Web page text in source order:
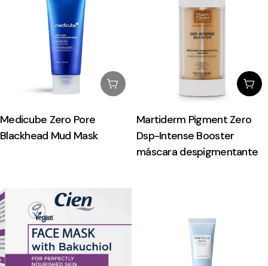
Esgotado
Medicube Zero Pore
Blackhead Mud Mask
Martiderm Pigment Zero
Dsp-Intense Booster
máscara despigmentante